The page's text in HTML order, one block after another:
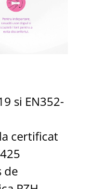
si EN352-
certificat
de